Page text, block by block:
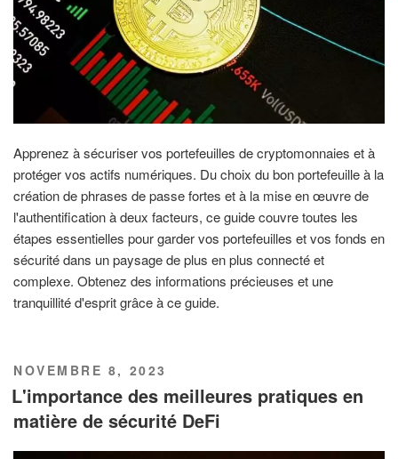
Apprenez à sécuriser vos portefeuilles de cryptomonnaies et à
protéger vos actifs numériques. Du choix du bon portefeuille à la
création de phrases de passe fortes et à la mise en œuvre de
l'authentification à deux facteurs, ce guide couvre toutes les
étapes essentielles pour garder vos portefeuilles et vos fonds en
sécurité dans un paysage de plus en plus connecté et
complexe. Obtenez des informations précieuses et une
tranquillité d'esprit grâce à ce guide.
PUBLIÉ
LE
NOVEMBRE 8, 2023
L'importance des meilleures pratiques en
matière de sécurité DeFi